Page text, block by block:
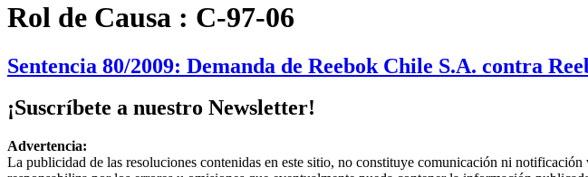
Rol de Causa : C-97-06
Sentencia 80/2009: Demanda de Reebok Chile S.A. contra
¡Suscríbete a nuestro Newsletter!
Advertencia:
La publicidad de las resoluciones contenidas en este sitio, no constituye comunicación ni